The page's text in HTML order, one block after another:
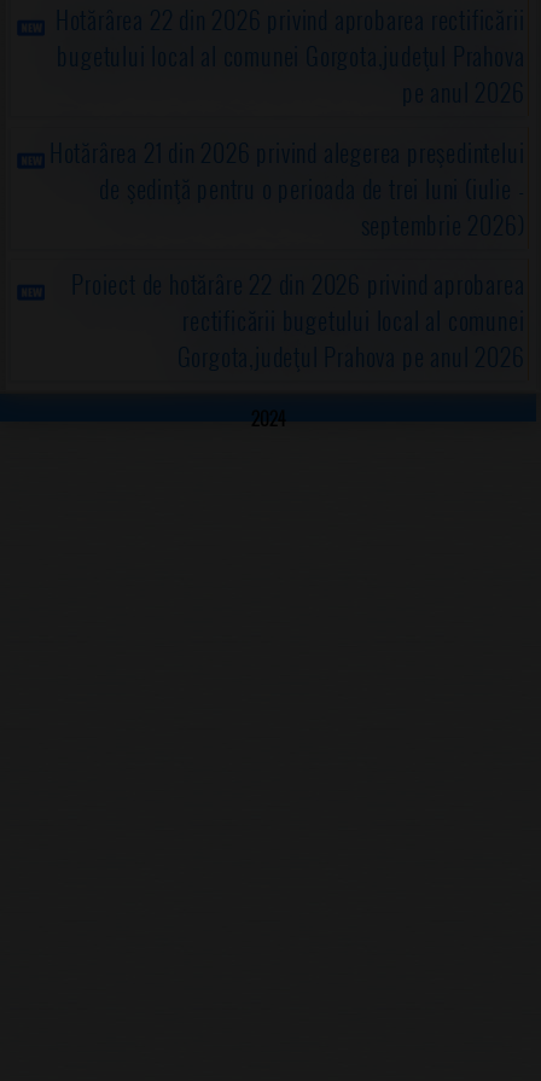
Hotărârea 22 din 2026 privind aprobarea rectificării
bugetului local al comunei Gorgota,judeţul Prahova
pe anul 2026
Hotărârea 21 din 2026 privind alegerea preşedintelui
de şedinţă pentru o perioada de trei luni (iulie -
septembrie 2026)
Proiect de hotărâre 22 din 2026 privind aprobarea
rectificării bugetului local al comunei
Gorgota,judeţul Prahova pe anul 2026
2024